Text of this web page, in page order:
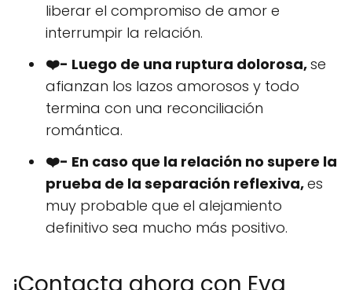
liberar el compromiso de amor e
interrumpir la relación.
❤️- Luego de una ruptura dolorosa,se
afianzan los lazos amorosos y todo
termina con una reconciliación
romántica.
❤️- En caso que la relación no supere la
prueba de la separación reflexiva,es
muy probable que el alejamiento
definitivo sea mucho más positivo.